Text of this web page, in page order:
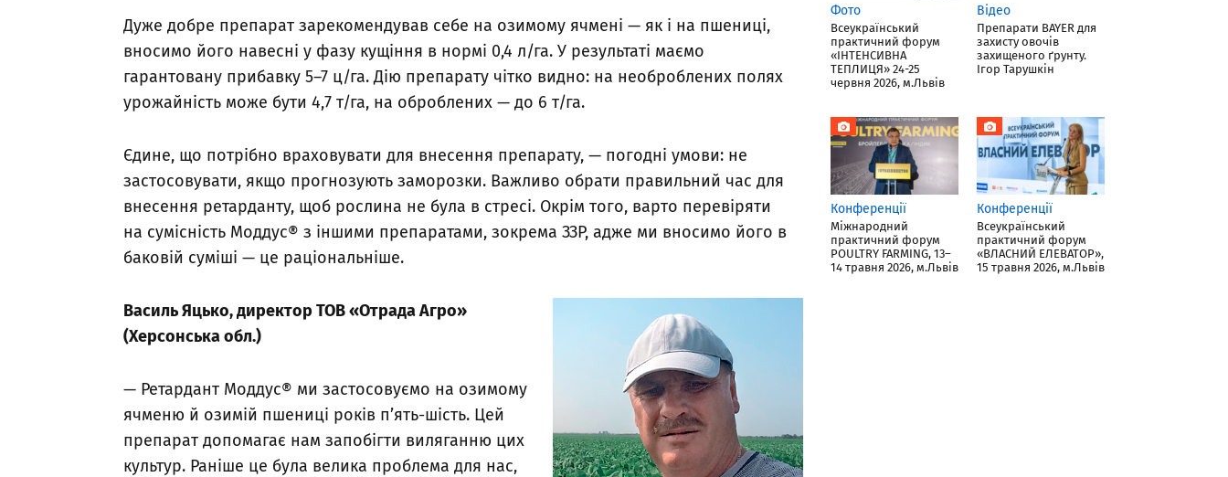
Дуже добре препарат зарекомендував себе на озимому ячмені — як і на пшениці,
вносимо його навесні у фазу кущіння в нормі 0,4 л/га. У результаті маємо
гарантовану прибавку 5–7 ц/га. Дію препарату чітко видно: на необроблених полях
урожайність може бути 4,7 т/га, на оброблених — до 6 т/га.
Єдине, що потрібно враховувати для внесення препарату, — погодні умови: не
застосовувати, якщо прогнозують заморозки. Важливо обрати правильний час для
внесення ретарданту, щоб рослина не була в стресі. Окрім того, варто перевіряти
на сумісність Моддус® з іншими препаратами, зокрема ЗЗР, адже ми вносимо його в
баковій суміші — це раціональніше.
Василь Яцько, директор ТОВ «Отрада Агро»
(Херсонська обл.)
— Ретардант Моддус® ми застосовуємо на озимому
ячменю й озимій пшениці років п’ять-шість. Цей
препарат допомагає нам запобігти виляганню цих
культур. Раніше це була велика проблема для нас,
Фото
Всеукраїнський
практичний форум
«ІНТЕНСИВНА
ТЕПЛИЦЯ» 24-25
червня 2026, м.Львів
Відео
Препарати BAYER для
захисту овочів
захищеного ґрунту.
Ігор Тарушкін
Конференції
Міжнародний
практичний форум
POULTRY FARMING, 13–
14 травня 2026, м.Львів
Конференції
Всеукраїнський
практичний форум
«ВЛАСНИЙ ЕЛЕВАТОР»,
15 травня 2026, м.Львів